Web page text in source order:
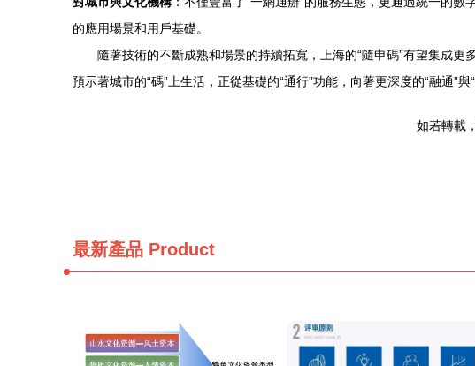
的應用場景和用戶基礎。
隨著技術的不斷成熟和場景的持續拓寬，上海的“隨申碼”有望集成
預示著城市的“碼”上生活，正從基礎的“通行”功能，向著更深度的“融通”
如若轉載
最新產品 Product